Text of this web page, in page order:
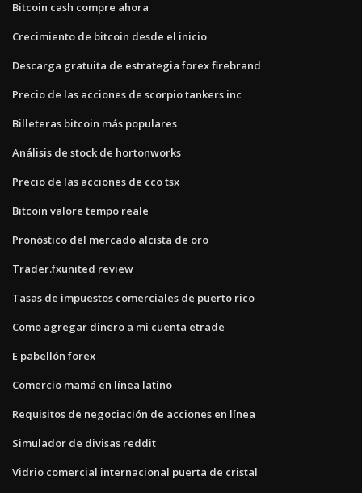
Bitcoin cash compre ahora
Crecimiento de bitcoin desde el inicio
Descarga gratuita de estrategia forex firebrand
Precio de las acciones de scorpio tankers inc
Billeteras bitcoin más populares
Análisis de stock de hortonworks
Precio de las acciones de cco tsx
Bitcoin valore tempo reale
Pronóstico del mercado alcista de oro
Trader.fxunited review
Tasas de impuestos comerciales de puerto rico
Como agregar dinero a mi cuenta etrade
E pabellón forex
Comercio mamá en línea latino
Requisitos de negociación de acciones en línea
Simulador de divisas reddit
Vidrio comercial internacional puerta de cristal